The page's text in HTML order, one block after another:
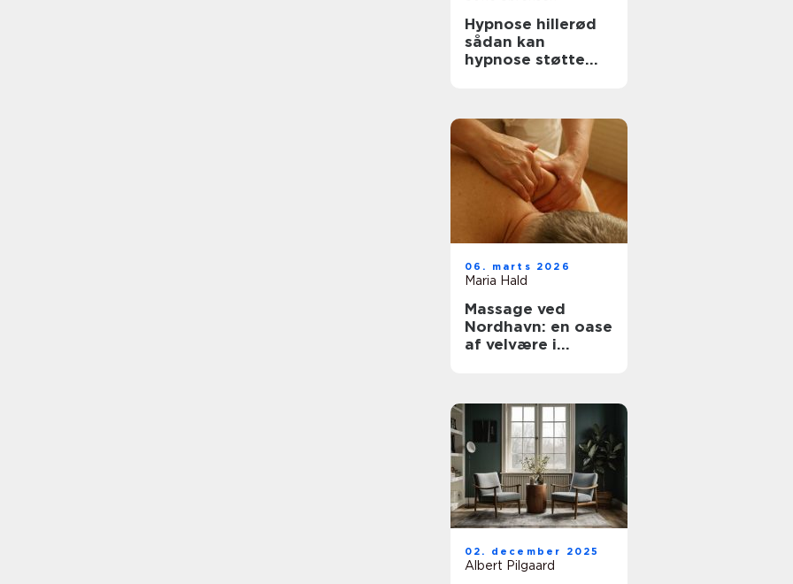
Hypnose hillerød
sådan kan
hypnose støtte
06. marts 2026
Maria Hald
Massage ved
Nordhavn: en oase
af velvære i
02. december 2025
Albert Pilgaard